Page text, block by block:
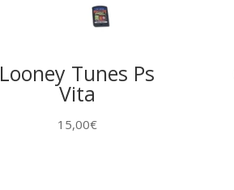
Looney Tunes Ps
Vita
15,00€